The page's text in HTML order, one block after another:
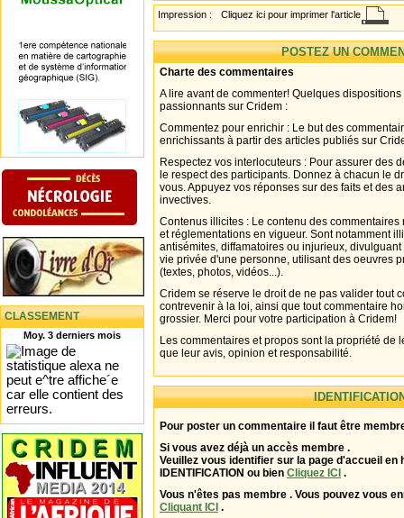
CLASSEMENT
Moy. 3 derniers mois
Impression : Cliquez ici pour imprimer l'article
POSTEZ UN
Charte des commentaires
A lire avant de commenter! Quelques
passionnants sur Cridem :
Commentez pour enrichir : Le but des
enrichissants à partir des articles publiés sur
Respectez vos interlocuteurs : Pour assurer des
le respect des participants. Donnez à chacun le
vous. Appuyez vos réponses sur des faits et des
invectives.
Contenus illicites : Le contenu des
et réglementations en vigueur. Sont notamment
antisémites, diffamatoires ou injurieux,
vie privée d'une personne, utilisant des oeuvres
(textes, photos, vidéos...).
Cridem se réserve le droit de ne pas valider tout
contrevenir à la loi, ainsi que tout commentaire
grossier. Merci pour votre participation à Cridem!
Les commentaires et propos sont la propriété de
que leur avis, opinion et responsabilité.
Pour poster un commentaire il faut être
Si vous avez déjà un accès membre .
Veuillez vous identifier sur la page d'accueil en
IDENTIFICATION ou bien Cliquez ICI .
Vous n'êtes pas membre . Vous pouvez vous
Cliquant ICI .